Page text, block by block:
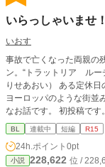
いらっしゃいませ
いおす
事故で亡くなった両親の
ン。“トラットリア ルー
りせあおい） ある定休
ヨーロッパのような街並み
なお話です。 初投稿で
でタグは増えるかもしれ
BL 連載中 短編 R15
24h.ポイント 0pt
小説 228,622 位 /